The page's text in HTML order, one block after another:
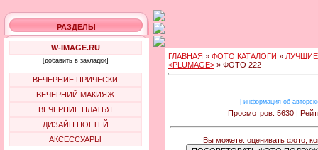
РАЗДЕЛЫ
W-IMAGE.RU
[добавить в закладки]
ВЕЧЕРНИЕ ПРИЧЕСКИ
ВЕЧЕРНИЙ МАКИЯЖ
ВЕЧЕРНИЕ ПЛАТЬЯ
ДИЗАЙН НОГТЕЙ
АКСЕССУАРЫ
ГЛАВНАЯ » ФОТО КАТАЛОГИ »
<PLUMAGE> » ФОТО 222
информация об
Просмотров: 5630 |
Вы можете: оценивать фото,